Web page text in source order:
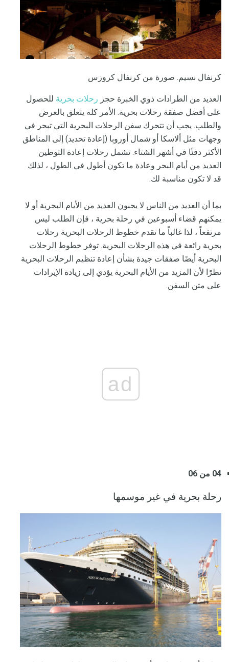
كرنفال نسيم. صورة من كرنفال كروزس
العديد من الطرادات ذوي الخبرة حجز رحلات بحرية للحصول
على أفضل صفقة رحلات بحرية. الأمر كله يتعلق بالعرض
والطلب. يجب أن تتحرك سفن الرحلات البحرية التي تبحر في
وجهات مثل ألاسكا أو شمال أوروبا (إعادة تحديد) إلى المناطق
الأكثر دفئًا في أشهر الشتاء. تشمل رحلات إعادة التوطين
العديد من أيام البحر وعادة ما تكون أطول في الطول ، لذلك
قد لا تكون مناسبة لك.
بما أن العديد من الناس لا يحبون العديد من الأيام البحرية أو لا
يمكنهم قضاء أسبوعين في رحلة بحرية ، فإن الطلب ليس
مرتفعاً ، لذا غالباً ما تقدم خطوط الرحلات البحرية رحلات
بحرية رائعة في هذه الرحلات البحرية. توفر خطوط الرحلات
البحرية أيضًا صفقات جيدة بشأن إعادة تنظيم الرحلات البحرية
نظرًا لأن المزيد من الأيام البحرية يؤدي إلى زيادة الإيرادات
على متن السفن.
ad
04 من 06
رحلة بحرية في غير موسمها